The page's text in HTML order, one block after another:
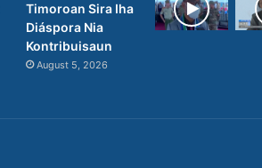
Timoroan Sira Iha
Diáspora Nia
Kontribuisaun
August 5, 2026